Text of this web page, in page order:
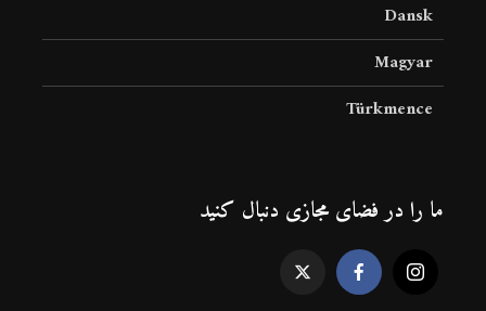
Dansk
Magyar
Türkmence
ما را در فضای مجازی دنبال کنید